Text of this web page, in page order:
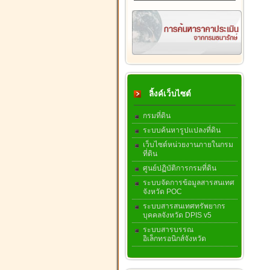
ลิ้งค์เว็บไซต์
กรมที่ดิน
ระบบค้นหารูปแปลงที่ดิน
เว็บไซต์หน่วยงานภายในกรม
ที่ดิน
ศูนย์ปฏิบัติการกรมที่ดิน
ระบบจัดการข้อมูลสารสนเทศ
จังหวัด POC
ระบบสารสนเทศทรัพยากร
บุคคลจังหวัด DPIS v5
ระบบสารบรรณ
อิเล็กทรอนิกส์จังหวัด